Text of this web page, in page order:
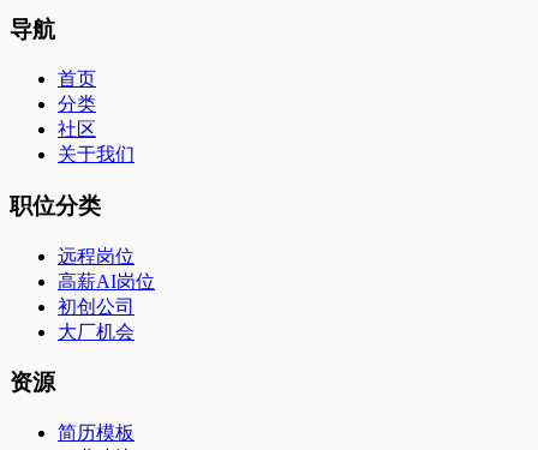
导航
首页
分类
社区
关于我们
职位分类
远程岗位
高薪AI岗位
初创公司
大厂机会
资源
简历模板